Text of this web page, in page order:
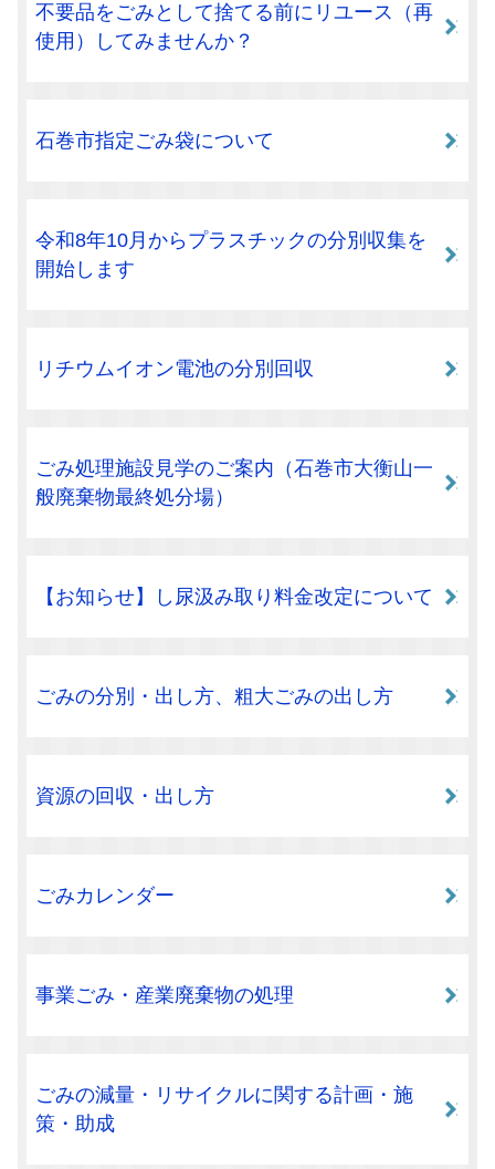
不要品をごみとして捨てる前にリユース（再
使用）してみませんか？
石巻市指定ごみ袋について
令和8年10月からプラスチックの分別収集を
開始します
リチウムイオン電池の分別回収
ごみ処理施設見学のご案内（石巻市大衡山一
般廃棄物最終処分場）
【お知らせ】し尿汲み取り料金改定について
ごみの分別・出し方、粗大ごみの出し方
資源の回収・出し方
ごみカレンダー
事業ごみ・産業廃棄物の処理
ごみの減量・リサイクルに関する計画・施
策・助成